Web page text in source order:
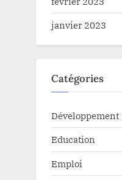
janvier 2023
Catégories
Développement
Education
Emploi